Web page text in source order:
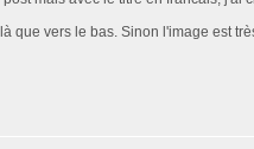
que vers le bas. Sinon l'image est